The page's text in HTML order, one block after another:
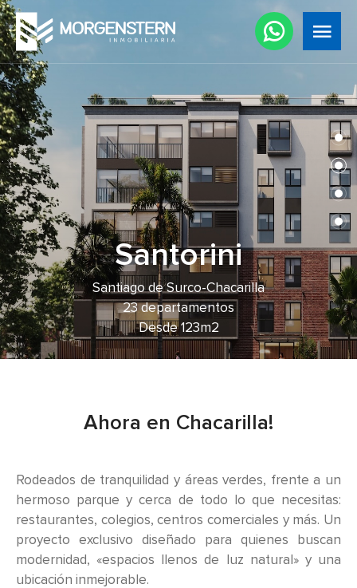
Volver
Santorini
Santiago de Surco-Chacarilla
23 departamentos
Desde 123m2
Ahora en Chacarilla!
Rodeados de tranquilidad y áreas verdes, frente a un
hermoso parque y cerca de todo lo que necesitas:
restaurantes, colegios, centros comerciales y más. Un
proyecto exclusivo diseñado para quienes buscan
modernidad, «espacios llenos de luz natural» y una
ubicación inmejorable.